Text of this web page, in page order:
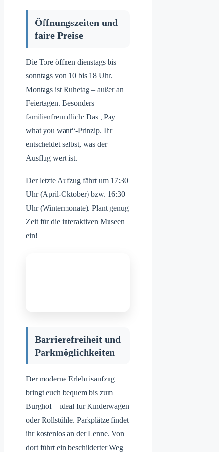
Öffnungszeiten und
faire Preise
Die Tore öffnen dienstags bis
sonntags von 10 bis 18 Uhr.
Montags ist Ruhetag – außer an
Feiertagen. Besonders
familienfreundlich: Das „Pay
what you want“-Prinzip. Ihr
entscheidet selbst, was der
Ausflug wert ist.
Der letzte Aufzug fährt um 17:30
Uhr (April-Oktober) bzw. 16:30
Uhr (Wintermonate). Plant genug
Zeit für die interaktiven Museen
ein!
Barrierefreiheit und
Parkmöglichkeiten
Der moderne Erlebnisaufzug
bringt euch bequem bis zum
Burghof – ideal für Kinderwagen
oder Rollstühle. Parkplätze findet
ihr kostenlos an der Lenne. Von
dort führt ein beschilderter Weg